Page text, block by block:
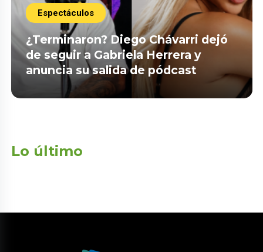
Espectáculos
¿Terminaron? Diego Chávarri dejó
de seguir a Gabriela Herrera y
anuncia su salida de pódcast
Lo último